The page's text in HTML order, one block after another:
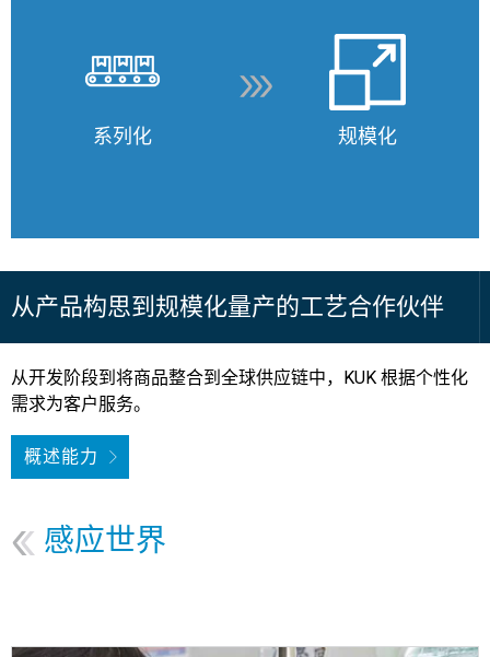
系列化 规模化
从产品构思到规模化量产的工艺合作伙伴
从开发阶段到将商品整合到全球供应链中，KUK 根据个性化
需求为客户服务。
概述能力
感应世界